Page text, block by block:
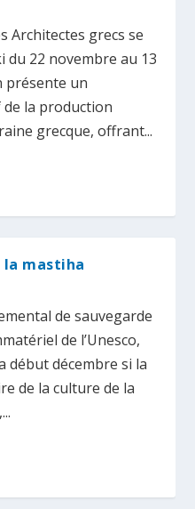
Architectes grecs se
du 22 novembre au 13
présente un
la production
grecque, offrant...
la mastiha
de sauvegarde
de l’Unesco,
début décembre si la
de la culture de la